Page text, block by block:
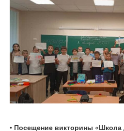
• Посещение викторины «Школа